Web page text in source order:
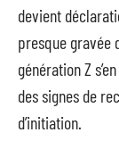
devient
presque gravée
génération Z
des signes de
d’initiation.